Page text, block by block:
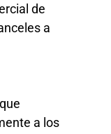
de
a
a los